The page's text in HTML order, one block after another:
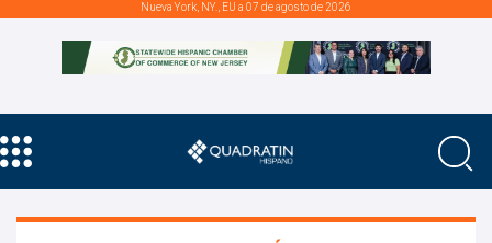
Nueva York, NY., EU a 07 de agosto de 2026